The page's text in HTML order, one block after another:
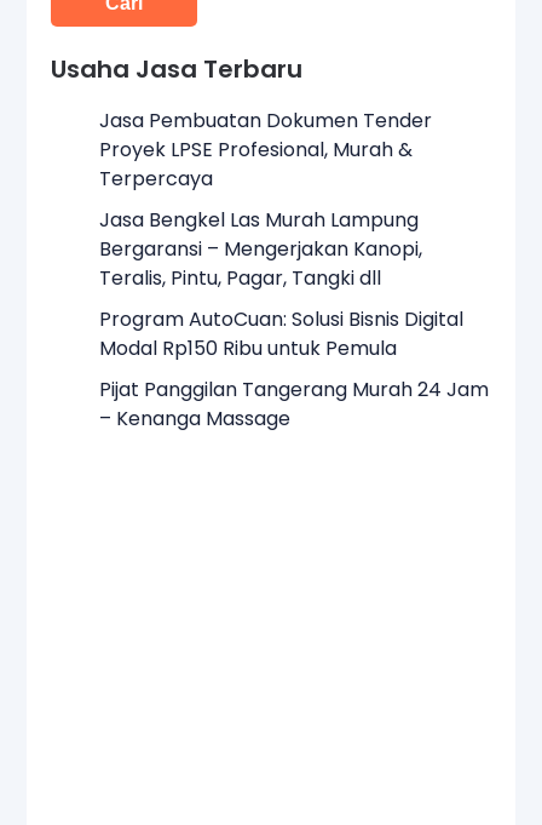
Usaha Jasa Terbaru
Jasa Pembuatan Dokumen Tender
Proyek LPSE Profesional, Murah &
Terpercaya
Jasa Bengkel Las Murah Lampung
Bergaransi – Mengerjakan Kanopi,
Teralis, Pintu, Pagar, Tangki dll
Program AutoCuan: Solusi Bisnis Digital
Modal Rp150 Ribu untuk Pemula
Pijat Panggilan Tangerang Murah 24 Jam
– Kenanga Massage